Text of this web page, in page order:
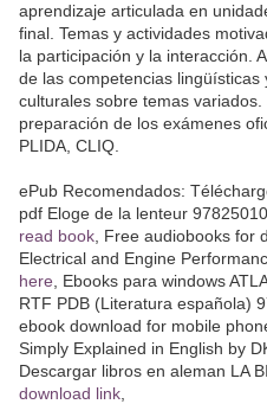
aprendizaje articulada en
final. Temas y actividades
la participación y la interacción.
de las competencias lingüísticas
culturales sobre temas
preparación de los exámenes
PLIDA, CLIQ.
ePub Recomendados:
pdf Eloge de la lenteur
read book , Free audiobooks for
Electrical and Engine
here , Ebooks para windows
RTF PDB (Literatura española)
ebook download for mobile
Simply Explained in English by
Descargar libros en aleman LA
download link